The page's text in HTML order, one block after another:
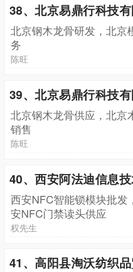
38、北京易鼎行科技
北京钢木龙骨研发，北京
务
陈旺
39、北京易鼎行科技
北京钢木龙骨供应，北京
销售
陈旺
40、西安阿法迪信息
西安NFC智能锁模块批
安NFC门禁读头供应
权先生
41、高阳县淘沃纺织